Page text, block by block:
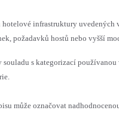
infrastruktury uvedených
požadavků hostů nebo vyšší
s kategorizací používanou
může označovat